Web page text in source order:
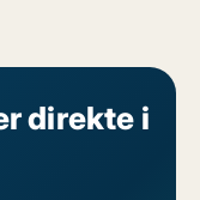
direkte i